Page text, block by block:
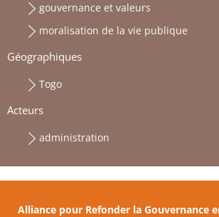
gouvernance et valeurs
moralisation de la vie publique
Géographiques
Togo
Acteurs
administration
Alliance pour Refonder la Gouvernance